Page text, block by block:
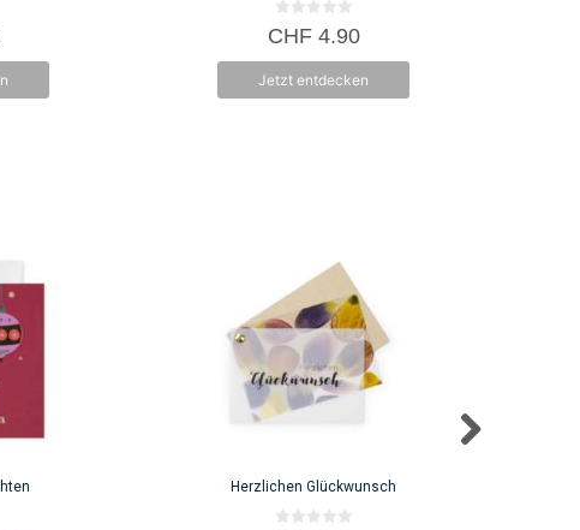
0
v
5
CHF4.90
Jetzt entdecken
Herzlichen Glückwunsch